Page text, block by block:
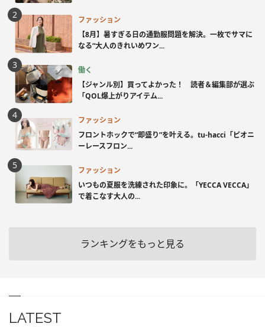
ファッション
【8月】暑すぎる日の通勤服問題を解決。一枚でサマに
なる“大人のきれいめワン...
働く
【ジャンル別】買ってよかった！ 読者＆編集部が選ぶ
「QOL爆上がりアイテム...
ファッション
フロントホックで“即盛り”を叶える。tu-hacci「ピオニ
ーレースフロン...
ファッション
いつもの夏服を洗練された印象に。「YECCA VECCA」
で着こなす大人の...
ランキングをもっと見る
LATEST